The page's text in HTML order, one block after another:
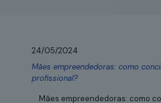
24/05/2024
Mães empreendedoras: como
profissional?
Mães empreendedoras: como